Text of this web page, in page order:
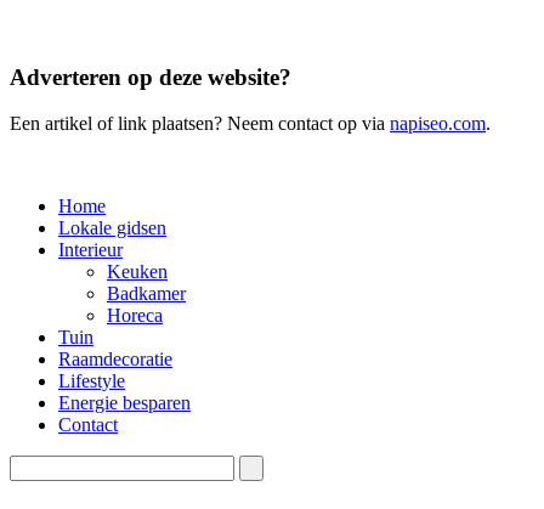
Adverteren op deze website?
Een artikel of link plaatsen? Neem contact op via napiseo.com.
Home
Lokale gidsen
Interieur
Keuken
Badkamer
Horeca
Tuin
Raamdecoratie
Lifestyle
Energie besparen
Contact